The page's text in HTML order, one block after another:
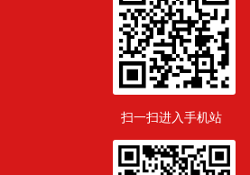
扫一扫进入手机站